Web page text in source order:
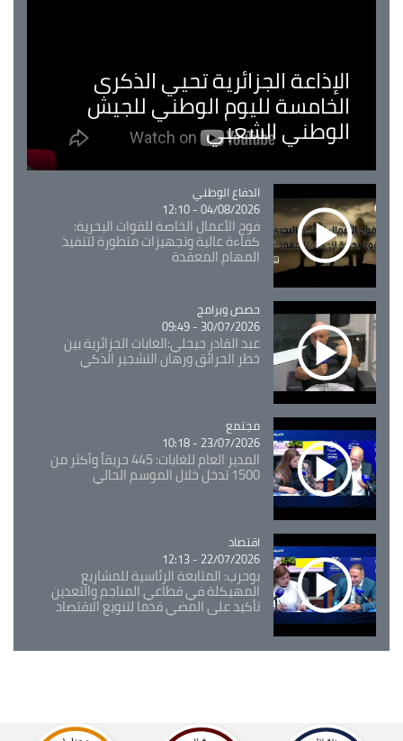
الإذاعة الجزائرية تحيي الذكرى
الخامسة لليوم الوطني للجيش
الوطني الشعبي
Catégorie
الدفاع الوطني
04/08/2026 - 12:10
فوج الأعمال الخاصة للقوات البحرية:
كفاءة عالية وتجهيزات متطورة لتنفيذ
المهام المعقدة
Catégorie
حصص وبرامج
30/07/2026 - 09:49
عبد القادر جيجلي:الغابات الجزائرية بين
خطر الحرائق ورهان التشجير الذكي
Catégorie
مجتمع
23/07/2026 - 10:18
المدير العام للغابات: 445 حريقاً وأكثر من
1500 تدخل خلال الموسم الحالي
Catégorie
اقتصاد
22/07/2026 - 12:13
بوحرب: المتابعة الرئاسية للمشاريع
المهيكلة في قطاعي المناجم والتعدين
تأكيد على المضي قدما لتنويع الاقتصاد